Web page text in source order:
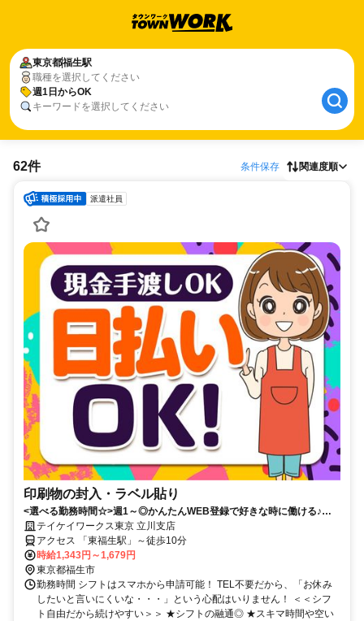
東京都福生駅
職種を選択してください
週1日からOK
キーワードを選択してください
62件 条件保存 関連度順
派遣社員
印刷物の封入・ラベル貼り
<選べる勤務時間☆>週1～◎かんたんWEB登録で好きな時に働ける♪お
友達との応募歓迎！日払いOK！
テイケイワークス東京 立川支店
アクセス 「東福生駅」～徒歩10分
時給1,343円～1,679円
東京都福生市
勤務時間 シフトはスマホから申請可能！ TEL不要だから、「お休み
したいと言いにくいな・・・」という心配はいりません！ ＜＜シフ
ト自由だから続けやすい＞＞ ★シフトの融通◎ ★スキマ時間や空い